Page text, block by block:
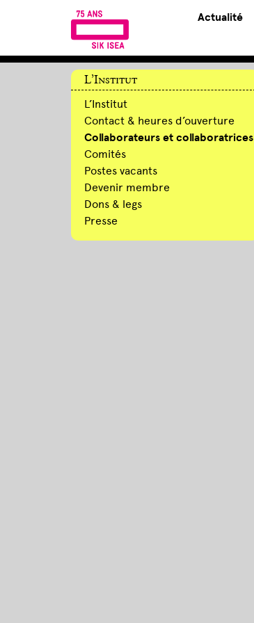
Actualité
L’Institut
L’Institut
Contact & heures d’ouverture
Collaborateurs et collaboratrices
Comités
Postes vacants
Devenir membre
Dons & legs
Presse